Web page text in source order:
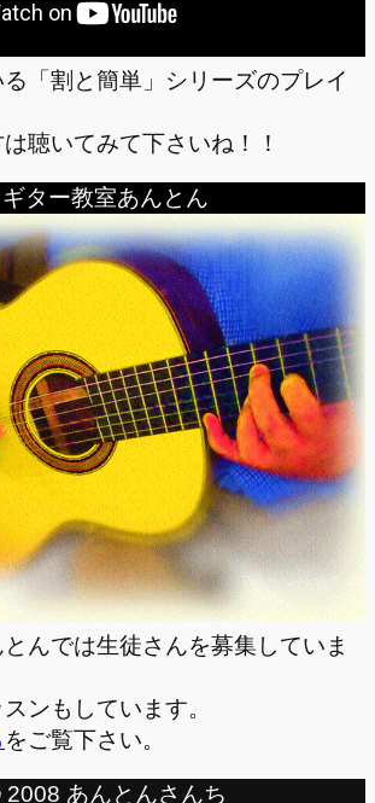
「割と簡単」シリーズのプレイ
聴いてみて下さいね！！
ギター教室あんとん
んでは生徒さんを募集していま
ンもしています。
をご覧下さい。
あんとんさんち